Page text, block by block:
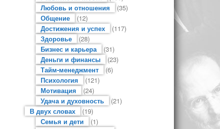
Любовь и отношения
(35)
Общение
(12)
Достижения и успех
(117)
Здоровье
(28)
Бизнес и карьера
(31)
Деньги и финансы
(23)
Тайм-менеджмент
(6)
Психология
(121)
Мотивация
(24)
Удача и духовность
(21)
В двух словах
(19)
Семья и дети
(1)